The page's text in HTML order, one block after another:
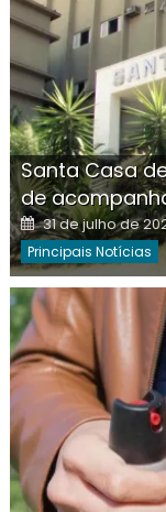
Santa Casa
de
Posted
on
31 de julho de
Principais Notícias